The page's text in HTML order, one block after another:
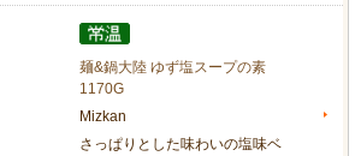
麺&鍋大陸 ゆず塩スープの素
1170G
Mizkan
さっぱりとした味わいの塩味ベ